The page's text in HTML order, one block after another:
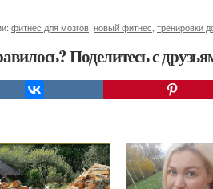
фитнес для мозгов новый фитнес тренировки
Поделитесь с